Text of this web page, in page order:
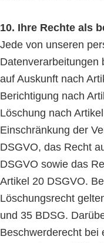
10. Ihre Rechte als
Jede von unseren
Datenverarbeitungen
auf Auskunft nach
Berichtigung nach
Löschung nach
Einschränkung der
DSGVO, das Recht
DSGVO sowie das
Artikel 20 DSGVO.
Löschungsrecht
und 35 BDSG.
Beschwerderecht bei